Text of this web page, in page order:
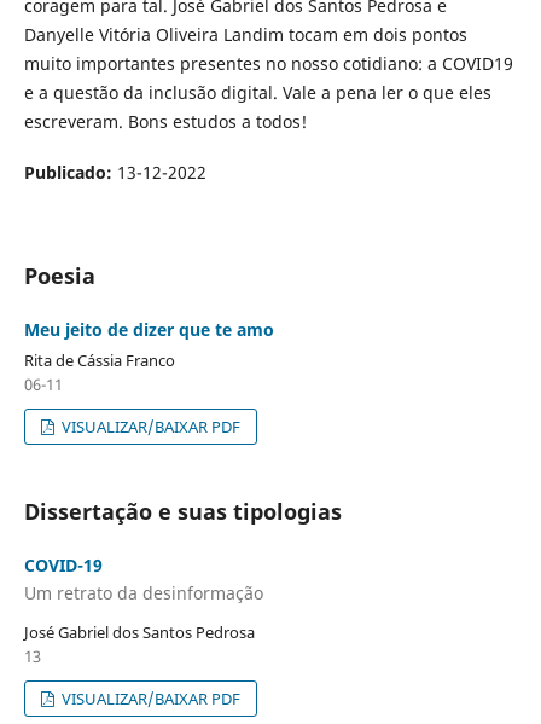
coragem para tal. José Gabriel dos Santos Pedrosa e
Danyelle Vitória Oliveira Landim tocam em dois pontos
muito importantes presentes no nosso cotidiano: a COVID19
e a questão da inclusão digital. Vale a pena ler o que eles
escreveram. Bons estudos a todos!
Publicado: 13-12-2022
Poesia
Meu jeito de dizer que te amo
Rita de Cássia Franco
06-11
VISUALIZAR/BAIXAR PDF
Dissertação e suas tipologias
COVID-19
Um retrato da desinformação
José Gabriel dos Santos Pedrosa
13
VISUALIZAR/BAIXAR PDF